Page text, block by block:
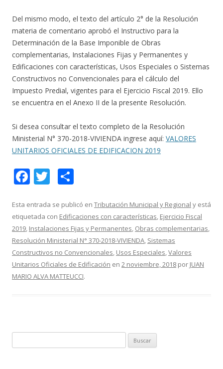
Del mismo modo, el texto del artículo 2° de la Resolución
materia de comentario aprobó el Instructivo para la
Determinación de la Base Imponible de Obras
complementarias, Instalaciones Fijas y Permanentes y
Edificaciones con características, Usos Especiales o Sistemas
Constructivos no Convencionales para el cálculo del
Impuesto Predial, vigentes para el Ejercicio Fiscal 2019. Ello
se encuentra en el Anexo II de la presente Resolución.
Si desea consultar el texto completo de la Resolución
Ministerial N° 370-2018-VIVIENDA ingrese aquí: VALORES
UNITARIOS OFICIALES DE EDIFICACION 2019
F
e
b
o
o
k
T
itt
er
m
p
ar
ti
r
Esta entrada se publicó en Tributación Municipal y Regional y está
etiquetada con Edificaciones con características, Ejercicio Fiscal
2019, Instalaciones Fijas y Permanentes, Obras complementarias,
Resolución Ministerial N° 370-2018-VIVIENDA, Sistemas
Constructivos no Convencionales, Usos Especiales,Valores
Unitarios Oficiales de Edificación en 2 noviembre, 2018 por JUAN
MARIO ALVA MATTEUCCI.
u